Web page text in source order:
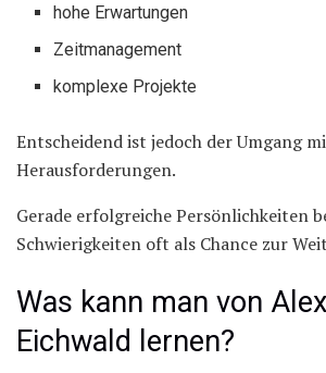
hohe Erwartungen
Zeitmanagement
komplexe Projekte
Entscheidend ist jedoch der Umgang
Herausforderungen.
Gerade erfolgreiche Persönlichkeiten
Schwierigkeiten oft als Chance zur
Was kann man von
Eichwald lernen?